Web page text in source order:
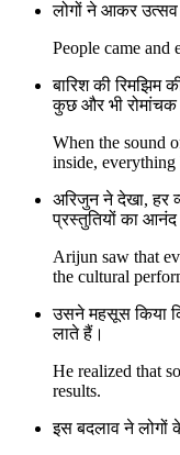
लोगों ने आकर
People came and
बारिश की रिमझिम
कुछ और भी रोमांचक
When the sound
inside, everything
अरिजुन ने देखा, हर
प्रस्तुतियों का आनंद
Arijun saw that
the cultural
उसने महसूस किया
लाते हैं।
He realized that
results.
इस बदलाव ने लोगों